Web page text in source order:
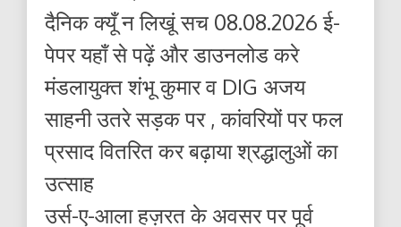
दैनिक क्यूँ न लिखूं सच 08.08.2026 ई-
पेपर यहाँ से पढ़ें और डाउनलोड करे
मंडलायुक्त शंभू कुमार व DIG अजय
साहनी उतरे सड़क पर , कांवरियों पर फल
प्रसाद वितरित कर बढ़ाया श्रद्धालुओं का
उत्साह
उर्स-ए-आला हज़रत के अवसर पर पूर्व